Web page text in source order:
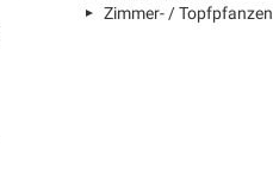
Zimmer- / Topfpfanzen